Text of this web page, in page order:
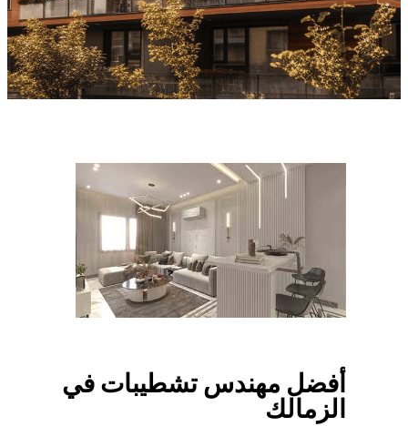
أفضل مهندس تشطيبات في
الزمالك